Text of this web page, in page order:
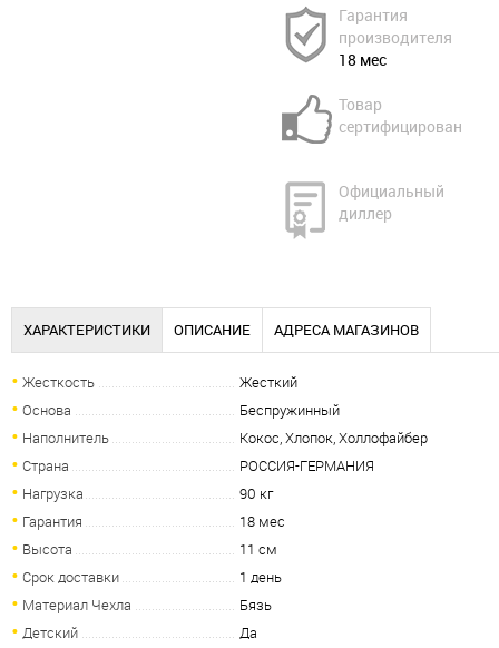
Гарантия
производителя
18 мес
Товар
сертифицирован
Официальный
диллер
ХАРАКТЕРИСТИКИ ОПИСАНИЕ АДРЕСА МАГАЗИНОВ
Жесткость
Жесткий
Основа
Беспружинный
Наполнитель
Кокос, Хлопок, Холлофайбер
Страна
РОССИЯ-ГЕРМАНИЯ
Нагрузка
90 кг
Гарантия
18 мес
Высота
11 см
Срок доставки
1 день
Материал Чехла
Бязь
Детский
Да